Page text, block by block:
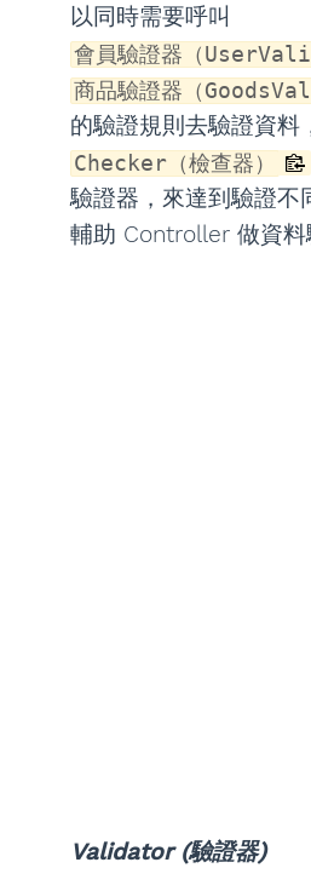
以同時需要呼叫
會員驗證器（
商品驗證器（
的驗證規則去驗證資料
Checker（檢查器）
驗證器，來達到驗證不
輔助 Controller 做資料
Validator (驗證器)